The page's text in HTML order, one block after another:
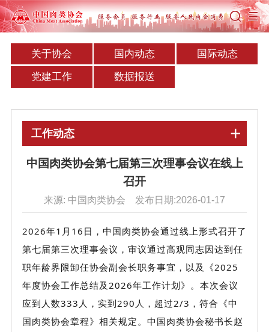
关于协会 国内动态 国际动态
党建工作 数据报送
工作动态
中国肉类协会第七届第三次理事会议在线上
召开
来源: 中国肉类协会 发布日期:2026-01-17
2026年1月16日，中国肉类协会通过线上形式召开了
第七届第三次理事会议，审议通过高观同志因达到任
职年龄界限卸任协会副会长职务事宜，以及《2025
年度协会工作总结及2026年工作计划》。本次会议
应到人数333人，实到290人，超过2/3，符合《中
国肉类协会章程》相关规定。中国肉类协会秘书长赵